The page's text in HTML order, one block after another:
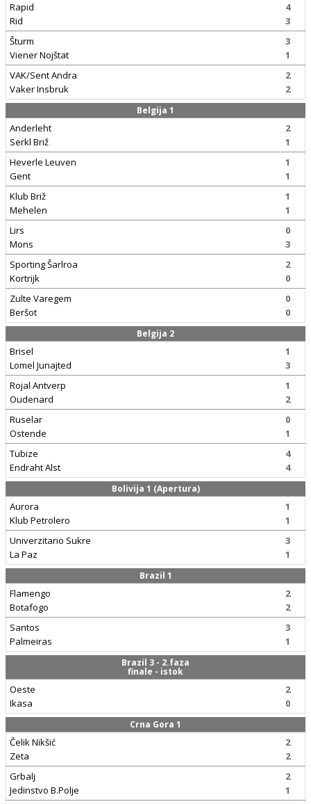
Rapid
Rid
4
3
Šturm
Viener Nojštat
3
1
VAK/Sent Andra
Vaker Insbruk
2
2
Belgija 1
Anderleht
Serkl Briž
2
1
Heverle Leuven
Gent
1
1
Klub Briž
Mehelen
1
1
Lirs
Mons
0
3
Sporting Šarlroa
Kortrijk
2
0
Zulte Varegem
Beršot
0
0
Belgija 2
Brisel
Lomel Junajted
1
3
Rojal Antverp
Oudenard
1
2
Ruselar
Ostende
0
1
Tubize
Endraht Alst
4
4
Bolivija 1 (Apertura)
Aurora
Klub Petrolero
1
1
Univerzitario Sukre
La Paz
3
1
Brazil 1
Flamengo
Botafogo
2
2
Santos
Palmeiras
3
1
Brazil 3 - 2.faza
finale - istok
Oeste
Ikasa
2
0
Crna Gora 1
Čelik Nikšić
Zeta
2
2
Grbalj
Jedinstvo B.Polje
2
1